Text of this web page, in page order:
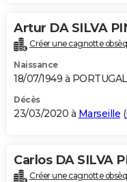
Artur DA SILVA
Créer une cagnotte
Naissance
18/07/1949 à PORTUGAL
Décès
23/03/2020 à Marseille (
Carlos DA SILVA
Créer une cagnotte